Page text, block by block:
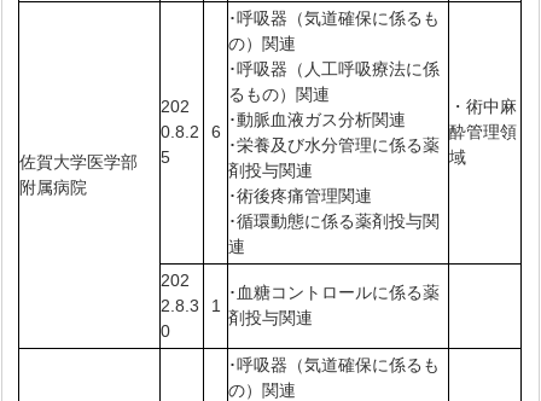
佐賀大学医学部
附属病院
202
0.8.2
5
6
･呼吸器（気道確保に係るも
の）関連
･呼吸器（人工呼吸療法に係
るもの）関連
･動脈血液ガス分析関連
･栄養及び水分管理に係る薬
剤投与関連
･術後疼痛管理関連
･循環動態に係る薬剤投与関
連
・術中麻
酔管理領
域
202
2.8.3
0
1
･血糖コントロールに係る薬
剤投与関連
･呼吸器（気道確保に係るも
の）関連